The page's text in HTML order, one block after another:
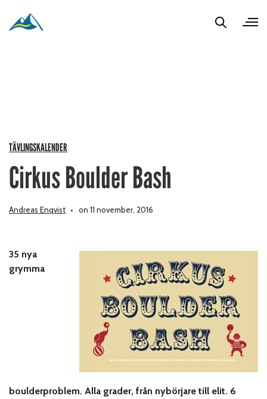
TÄVLINGSKALENDER
Cirkus Boulder Bash
Andreas Enqvist on 11 november, 2016
35 nya
grymma
boulderproblem. Alla grader, från nybörjare till elit. 6